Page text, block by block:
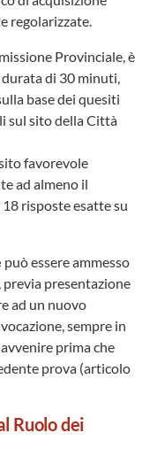
regolarizzate.
Provinciale, è
durata di 30 minuti,
base dei quesiti
sul sito della Città
favorevole
ad almeno il
risposte esatte su
può essere ammesso
, previa presentazione
ad un nuovo
sempre in
prima che
prova (articolo
Ruolo dei